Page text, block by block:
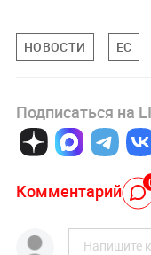
НОВОСТИ ЕС
Подписаться на
Комментарий